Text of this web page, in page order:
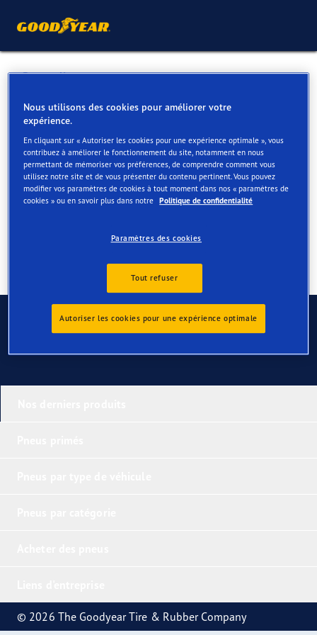
Retour liste
CALLENS NISSAN
Services disponibles en ligne et en magasin
Contact Services
Contactez-nous
© 2026 The Goodyear Tire & Rubber Company
Nous utilisons des cookies pour améliorer votre
expérience.
En cliquant sur « Autoriser les cookies pour une expérience optimale », vous
contribuez à améliorer le fonctionnement du site, notamment en nous
permettant de mémoriser vos préférences, de comprendre comment vous
utilisez notre site et de vous présenter du contenu pertinent. Vous pouvez
modifier vos paramètres de cookies à tout moment dans nos « paramètres de
cookies » ou en savoir plus dans notre Politique de confidentialité
Paramètres des cookies
Tout refuser
Autoriser les cookies pour une expérience optimale